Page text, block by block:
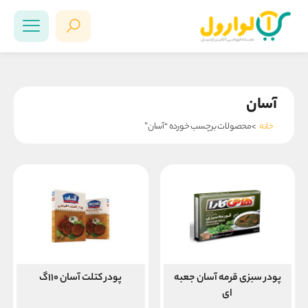
آسان
خانه >محصولات برچسب خورده “آسان”
پودر سبزی قرمه آسان جعبه
ای
پودر کتلت آسان ۱۱۰گ